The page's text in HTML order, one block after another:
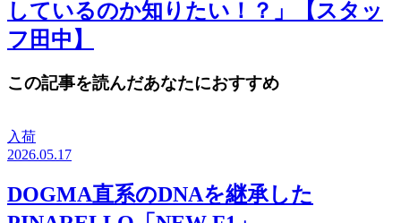
しているのか知りたい！？」【スタッ
フ田中】
この記事を読んだあなたにおすすめ
入荷
2026.05.17
DOGMA直系のDNAを継承した